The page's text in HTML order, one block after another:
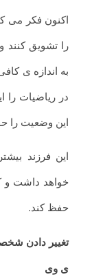
اکنون فکر می
را تشویق کنند
به اندازه ی
در ریاضیات
این وضعیت را
این فرزند
خواهد داشت و
حفظ کند.
تغییر دادن
ی وی